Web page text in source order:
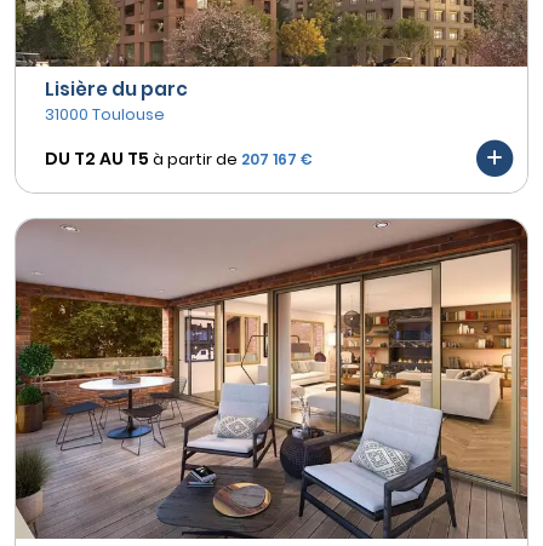
Lisière du parc
31000 Toulouse
DU T2 AU T5 à partir de 207 167 €